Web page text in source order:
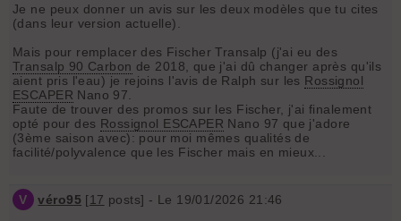
Je ne peux donner un avis sur les deux modèles que tu cites
(dans leur version actuelle).
Mais pour remplacer des Fischer Transalp (j'ai eu des
Transalp 90 Carbon de 2018, que j'ai dû changer après qu'ils
aient pris l'eau) je rejoins l'avis de Ralph sur les Rossignol
ESCAPER Nano 97.
Faute de trouver des promos sur les Fischer, j'ai finalement
opté pour des Rossignol ESCAPER Nano 97 que j'adore
(3ème saison avec): pour moi mêmes qualités de
facilité/polyvalence que les Fischer mais en mieux...
V véro95 [17 posts] - Le 19/01/2026 21:46